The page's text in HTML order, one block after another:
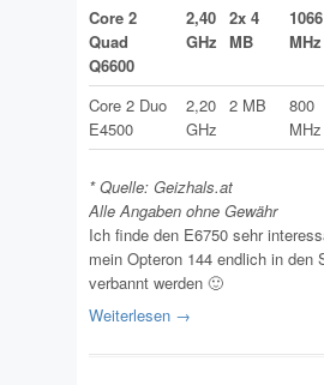
Core 2
Quad
Q6600
2,40
GHz
2x 4
MB
1066
MHz
Core 2 Duo
E4500
2,20
GHz
2 MB
800
MHz
* Quelle: Geizhals.at
Alle Angaben ohne Gewähr
Ich finde den E6750 sehr
mein Opteron 144 endlich in den
verbannt werden 🙂
Weiterlesen →